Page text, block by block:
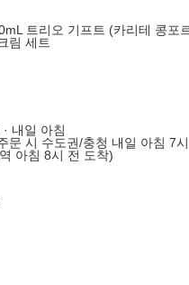
트리오 기프트 (카리테 콩포
림 세트
내일 아침
문 시 수도권/충청 내일 아침 7
아침 8시 전 도착)